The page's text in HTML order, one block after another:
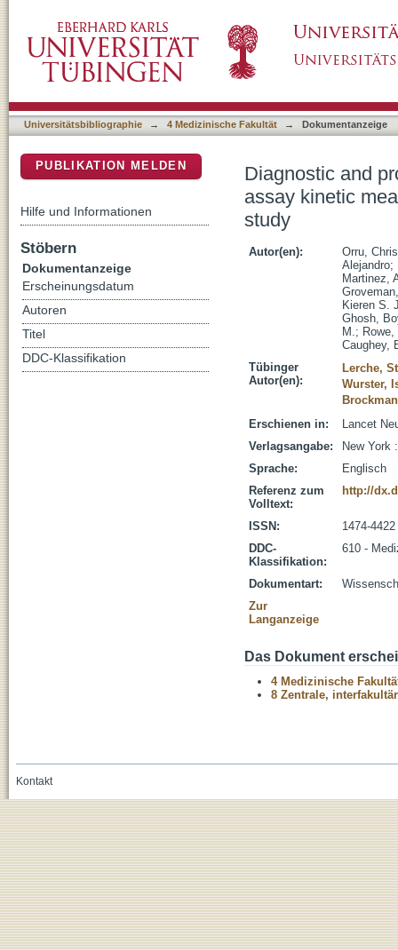
Parkinson's disease: a longitudinal cohort
Universitätsbibliographie → 4 Medizinische Fakultät → Dokumentanzeige
Diagnostic and
assay kinetic
study
Autor(en):
Orru,
Alejandro;
Martinez,
Kieren S.
Ghosh,
M.;
Caughey,
Tübinger
Autor(en):
Lerche,
Wurster,
Erschienen in:
Lancet
Verlagsangabe:
New York
Sprache:
Englisch
Referenz zum
Volltext:
http://
ISSN:
1474-4422
DDC-
Klassifikation:
610 -
Dokumentart:
Zur
Langanzeige
Das Dokument
4 Medizinische
8 Zentrale,
PUBLIKATION MELDEN
Hilfe und Informationen
Stöbern
Dokumentanzeige
Erscheinungsdatum
Autoren
Titel
DDC-Klassifikation
Kontakt